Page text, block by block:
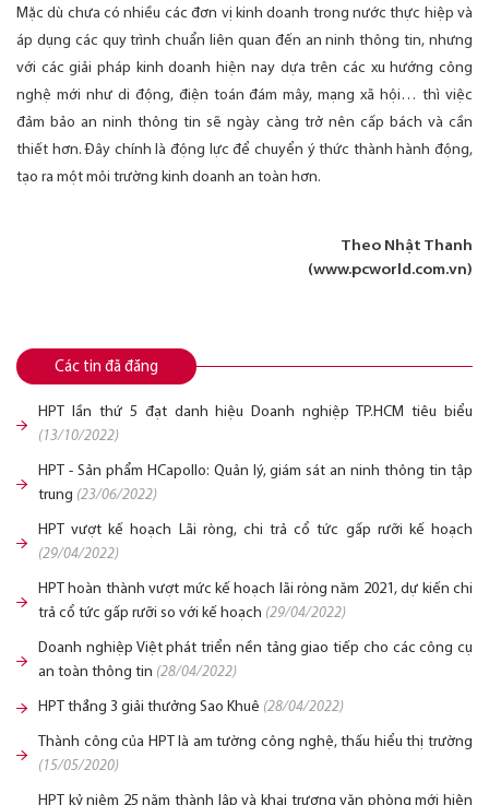
Mặc dù chưa có nhiều các đơn vị kinh doanh trong nước thực hiệp và
áp dụng các quy trình chuẩn liên quan đến an ninh thông tin, nhưng
với các giải pháp kinh doanh hiện nay dựa trên các xu hướng công
nghệ mới như di động, điện toán đám mây, mạng xã hội… thì việc
đảm bảo an ninh thông tin sẽ ngày càng trở nên cấp bách và cần
thiết hơn. Đây chính là động lực để chuyển ý thức thành hành động,
tạo ra một môi trường kinh doanh an toàn hơn.
Theo Nhật Thanh
(www.pcworld.com.vn)
Các tin đã đăng
HPT lần thứ 5 đạt danh hiệu Doanh nghiệp TP.HCM tiêu biểu
(13/10/2022)
HPT - Sản phẩm HCapollo: Quản lý, giám sát an ninh thông tin tập
trung (23/06/2022)
HPT vượt kế hoạch Lãi ròng, chi trả cổ tức gấp rưỡi kế hoạch
(29/04/2022)
HPT hoàn thành vượt mức kế hoạch lãi ròng năm 2021, dự kiến chi
trả cổ tức gấp rưỡi so với kế hoạch (29/04/2022)
Doanh nghiệp Việt phát triển nền tảng giao tiếp cho các công cụ
an toàn thông tin (28/04/2022)
HPT thắng 3 giải thưởng Sao Khuê (28/04/2022)
Thành công của HPT là am tường công nghệ, thấu hiểu thị trường
(15/05/2020)
HPT kỷ niệm 25 năm thành lập và khai trương văn phòng mới hiện